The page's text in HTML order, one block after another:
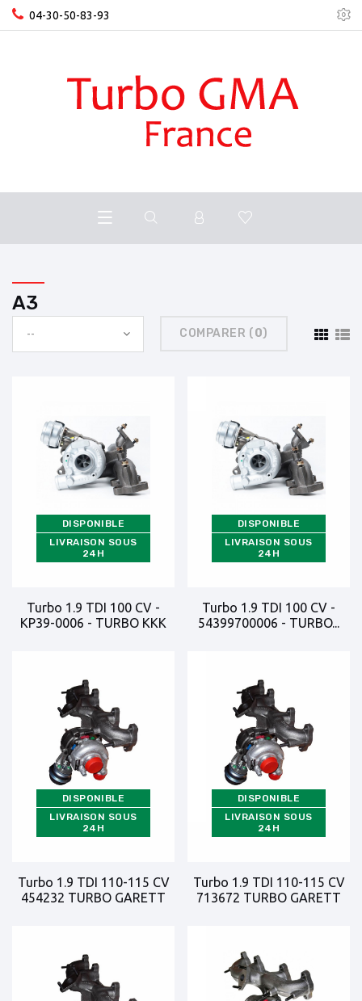
04-30-50-83-93
A3
-- COMPARER (0)
DISPONIBLE
LIVRAISON SOUS
24H
Turbo 1.9 TDI 100 CV -
KP39-0006 - TURBO KKK
DISPONIBLE
LIVRAISON SOUS
24H
Turbo 1.9 TDI 100 CV -
54399700006 - TURBO...
DISPONIBLE
LIVRAISON SOUS
24H
Turbo 1.9 TDI 110-115 CV
454232 TURBO GARETT
DISPONIBLE
LIVRAISON SOUS
24H
Turbo 1.9 TDI 110-115 CV
713672 TURBO GARETT